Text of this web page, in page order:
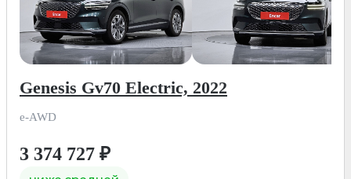
Genesis Gv70 Electric, 2022
e-AWD
3 374 727 ₽